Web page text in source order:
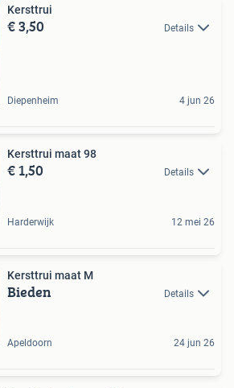
Kersttrui
€ 3,50 Details
Diepenheim 4 jun 26
Kersttrui maat 98
€ 1,50 Details
Harderwijk 12 mei 26
Kersttrui maat M
Bieden Details
Apeldoorn 24 jun 26